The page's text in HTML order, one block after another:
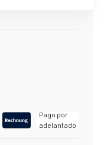
Pago por
adelantado